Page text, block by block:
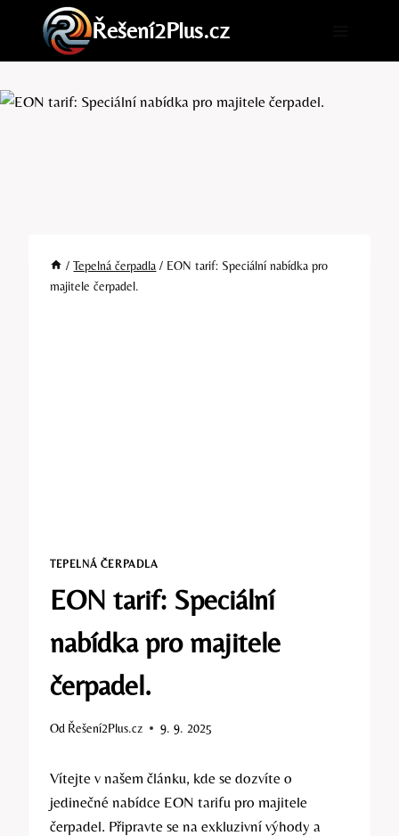
Přeskočit
obsah
Řešení2Plus.cz
/ Tepelná čerpadla / EON tarif: Speciální nabídka pro
majitele čerpadel.
TEPELNÁ ČERPADLA
EON tarif: Speciální
nabídka pro majitele
čerpadel.
Od Řešení2Plus.cz 9. 9. 2025
Vítejte v našem článku, kde se dozvíte o
jedinečné nabídce EON tarifu pro majitele
čerpadel. Připravte se na exkluzivní výhody a